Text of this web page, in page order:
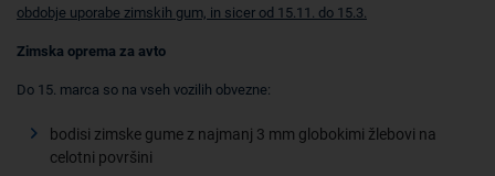
obdobje uporabe zimskih gum, in sicer od 15.11. do 15.3.
Zimska oprema za avto
Do 15. marca so na vseh vozilih obvezne:
bodisi zimske gume z najmanj 3 mm globokimi žlebovi na
celotni površini